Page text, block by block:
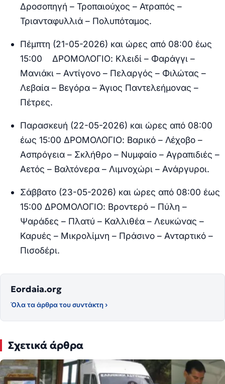
Δροσοπηγή – Τροπαιούχος – Ατραπός –
Τριανταφυλλιά – Πολυπόταμος.
Πέμπτη (21-05-2026) και ώρες από 08:00 έως
15:00 ΔΡΟΜΟΛΟΓΙΟ: Κλειδί – Φαράγγι –
Μανιάκι – Αντίγονο – Πελαργός – Φιλώτας –
Λεβαία – Βεγόρα – Άγιος Παντελεήμονας –
Πέτρες.
Παρασκευή (22-05-2026) και ώρες από 08:00
έως 15:00 ΔΡΟΜΟΛΟΓΙΟ: Βαρικό – Λέχοβο –
Ασπρόγεια – Σκλήθρο – Νυμφαίο – Αγραπιδιές –
Αετός – Βαλτόνερα – Λιμνοχώρι – Ανάργυροι.
Σάββατο (23-05-2026) και ώρες από 08:00 έως
15:00 ΔΡΟΜΟΛΟΓΙΟ: Βροντερό – Πύλη –
Ψαράδες – Πλατύ – Καλλιθέα – Λευκώνας –
Καρυές – Μικρολίμνη – Πράσινο – Ανταρτικό –
Πισοδέρι.
Eordaia.org
Όλα τα άρθρα του συντάκτη ›
Σχετικά άρθρα